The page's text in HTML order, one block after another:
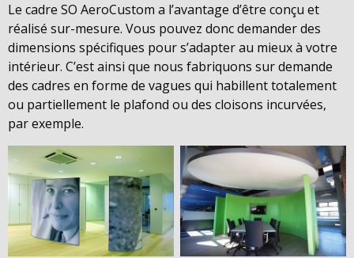
Le cadre SO AeroCustom a l’avantage d’être conçu et
réalisé sur-mesure. Vous pouvez donc demander des
dimensions spécifiques pour s’adapter au mieux à votre
intérieur. C’est ainsi que nous fabriquons sur demande
des cadres en forme de vagues qui habillent totalement
ou partiellement le plafond ou des cloisons incurvées,
par exemple.